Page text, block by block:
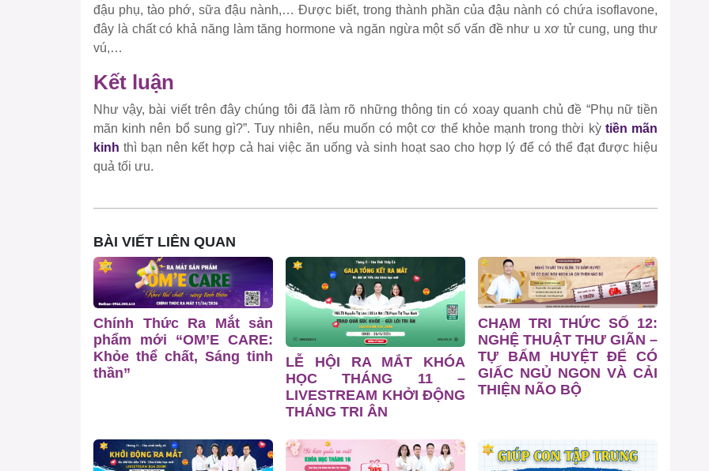
đậu phụ, tào phớ, sữa đậu nành,… Được biết, trong thành phần của đậu nành có chứa isoflavone,
đây là chất có khả năng làm tăng hormone và ngăn ngừa một số vấn đề như u xơ tử cung, ung thư
vú,…
Kết luận
Như vậy, bài viết trên đây chúng tôi đã làm rõ những thông tin có xoay quanh chủ đề “Phụ nữ tiền
mãn kinh nên bổ sung gì?”. Tuy nhiên, nếu muốn có một cơ thể khỏe mạnh trong thời kỳ tiền mãn
kinh thì bạn nên kết hợp cả hai việc ăn uống và sinh hoạt sao cho hợp lý để có thể đạt được hiệu
quả tối ưu.
BÀI VIẾT LIÊN QUAN
Chính Thức Ra Mắt sản
phẩm mới “OM’E CARE:
Khỏe thể chất, Sáng tinh
thần”
LỄ HỘI RA MẮT KHÓA
HỌC THÁNG 11 –
LIVESTREAM KHỞI ĐỘNG
THÁNG TRI ÂN
CHẠM TRI THỨC SỐ 12:
NGHỆ THUẬT THƯ GIÃN –
TỰ BẤM HUYỆT ĐỂ CÓ
GIẤC NGỦ NGON VÀ CẢI
THIỆN NÃO BỘ